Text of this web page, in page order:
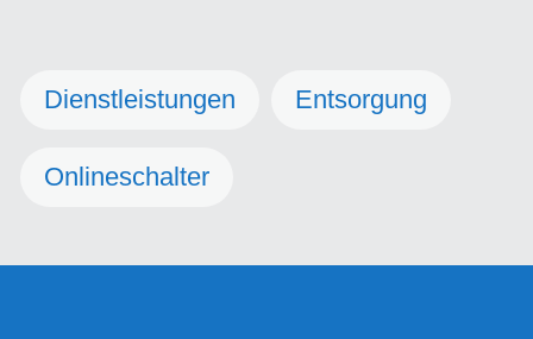
Dienstleistungen Entsorgung
Onlineschalter